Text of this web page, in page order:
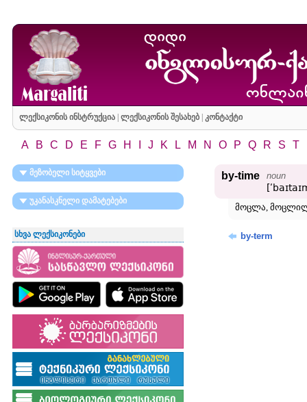
ლექსიკონის ინსტრუქცია| ლექსიკონის შესახებ| კონტაქტი
A B C D E F G H J K L M N O P Q R S T
მეზობელი სიტყვები
უკანასკნელი დამატებები
სხვა ლექსიკონები
by-time noun
მოცლა,
by-term